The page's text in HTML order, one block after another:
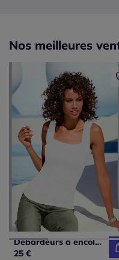
Nos meilleures
Débardeurs à encolure carrée basiques faciles à associer
25 €